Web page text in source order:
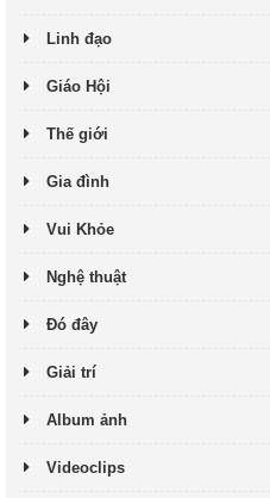
Linh đạo
Giáo Hội
Thế giới
Gia đình
Vui Khỏe
Nghệ thuật
Đó đây
Giải trí
Album ảnh
Videoclips